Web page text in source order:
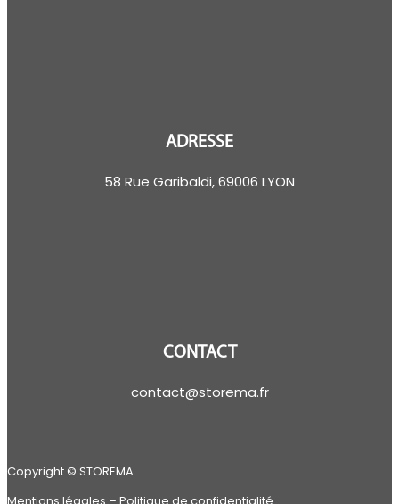
ADRESSE
58 Rue Garibaldi, 69006 LYON
CONTACT
contact@storema.fr
Copyright © STOREMA.